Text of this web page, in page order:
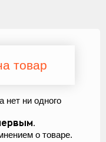
товар
нет ни одного
.
о товаре.